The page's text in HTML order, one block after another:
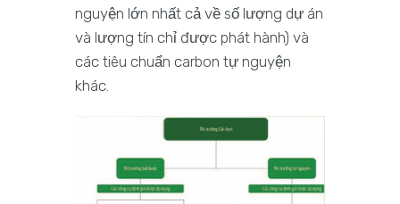
nguyện lớn nhất cả về số lượng dự án
và lượng tín chỉ được phát hành) và
các tiêu chuẩn carbon tự nguyện
khác.